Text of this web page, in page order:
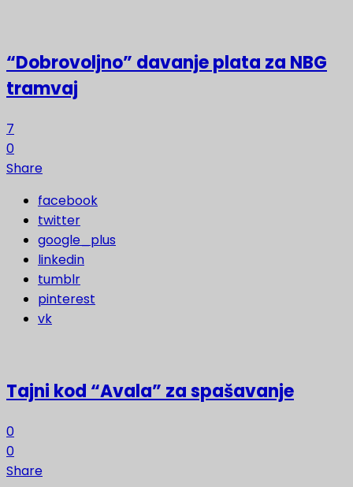
“Dobrovoljno” davanje plata za NBG
tramvaj
7
0
Share
facebook
twitter
google_plus
linkedin
tumblr
pinterest
vk
Tajni kod “Avala” za spašavanje
0
0
Share